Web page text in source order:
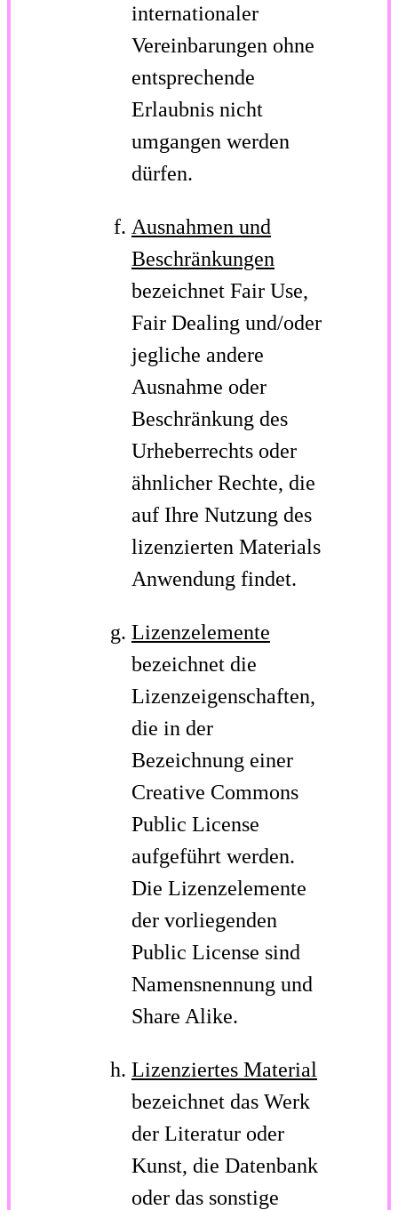
internationaler
Vereinbarungen ohne
entsprechende
Erlaubnis nicht
umgangen werden
dürfen.
Ausnahmen und
Beschränkungen
bezeichnet Fair Use,
Fair Dealing und/oder
jegliche andere
Ausnahme oder
Beschränkung des
Urheberrechts oder
ähnlicher Rechte, die
auf Ihre Nutzung des
lizenzierten Materials
Anwendung findet.
Lizenzelemente
bezeichnet die
Lizenzeigenschaften,
die in der
Bezeichnung einer
Creative Commons
Public License
aufgeführt werden.
Die Lizenzelemente
der vorliegenden
Public License sind
Namensnennung und
Share Alike.
Lizenziertes Material
bezeichnet das Werk
der Literatur oder
Kunst, die Datenbank
oder das sonstige